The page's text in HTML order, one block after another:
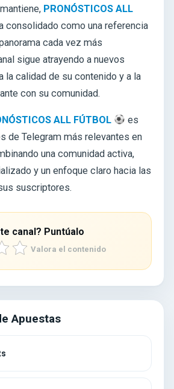
PRONÓSTICOS ALL
consolidado como una referencia
cada vez más
sigue atrayendo a nuevos
la calidad de su contenido y a la
con su comunidad.
ALL FÚTBOL
es
de Telegram más relevantes en
una comunidad activa,
y un enfoque claro hacia las
suscriptores.
canal? Puntúalo
Valora el contenido
Apuestas